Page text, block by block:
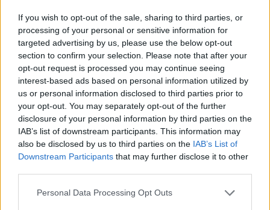
If you wish to opt-out of the sale, sharing to third parties, or
processing of your personal or sensitive information for
targeted advertising by us, please use the below opt-out
section to confirm your selection. Please note that after your
opt-out request is processed you may continue seeing
interest-based ads based on personal information utilized by
us or personal information disclosed to third parties prior to
your opt-out. You may separately opt-out of the further
disclosure of your personal information by third parties on the
IAB’s list of downstream participants. This information may
also be disclosed by us to third parties on the IAB’s List of
Downstream Participants that may further disclose it to other
Personal Data Processing Opt Outs
• Να μην συγχωνευτεί-καταργηθεί κανένα
τμήμα, νοσοκομείο, κέντρο υγείας. Όχι στο νέο
«χάρτη υγείας».
• Πλήρη στελέχωση όλων των δημόσιων
νοσοκομείων, της ΠΦΥ και του ΕΚΑΒ με το
αναγκαίο ΜΟΝΙΜΟ προσωπικό πλήρους
αποκλειστικής απασχόλησης. Επικαιροποίηση
οργανισμών νοσοκομείων με αύξηση
οργανικών θέσεων και δημιουργία οργανισμών
κέντρων υγείας. Ταυτόχρονη
διαδικασίας πρόσληψης.